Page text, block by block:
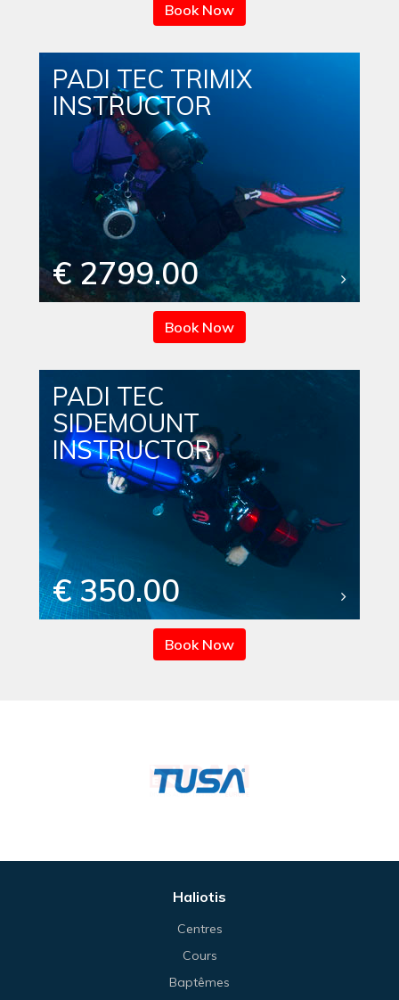
Book Now
PADI TEC TRIMIX
INSTRUCTOR
€ 2799.00
Book Now
PADI TEC
SIDEMOUNT
INSTRUCTOR
€ 350.00
Book Now
Haliotis
Centres
Cours
Baptêmes